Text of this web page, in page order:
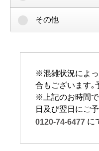
その他
※混雑状況によ
合もございます｡
※上記のお時間
日及び翌日にご
0120-74-6477 に